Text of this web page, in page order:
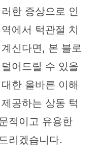
한 증상으로 인
에서 턱관절 치
신다면, 본 블로
어드릴 수 있을
한 올바른 이해
공하는 상동 턱
적이고 유용한
리겠습니다.